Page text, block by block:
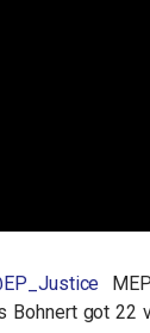
Bohnert got 22